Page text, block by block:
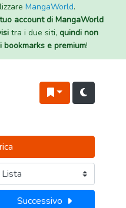
MangaWorld.
account di MangaWorld
tra i due siti, quindi non
e premium!
Successivo